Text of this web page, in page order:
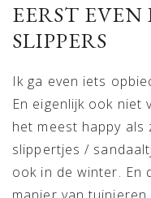
EERST
SLIPPERS
Ik ga even iets
En eigenlijk ook niet
het meest happy
slippertjes /
ook in de winter. En